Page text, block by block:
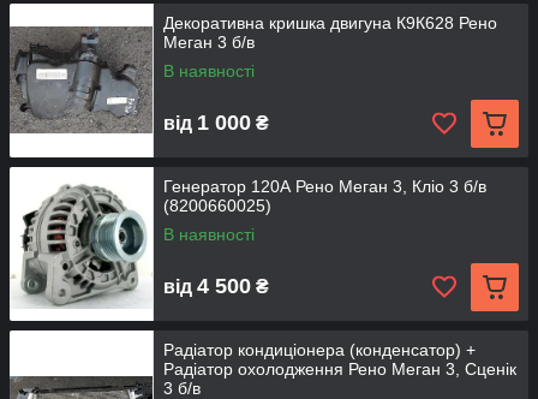
Декоративна кришка двигуна К9К628 Рено
Меган 3 б/в
В наявності
від 1 000 ₴
Генератор 120А Рено Меган 3, Кліо 3 б/в
(8200660025)
В наявності
від 4 500 ₴
Радіатор кондиціонера (конденсатор) +
Радіатор охолодження Рено Меган 3, Сценік
3 б/в